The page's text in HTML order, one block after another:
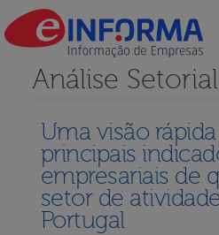
Análise Setorial
Uma visão
principais
empresariais de
setor de
Portugal